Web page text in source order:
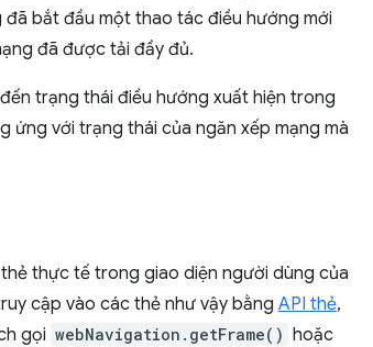
bắt đầu một thao tác điều hướng mới
đã được tải đầy đủ.
trạng thái điều hướng xuất hiện trong
ứng với trạng thái của ngăn xếp mạng mà
thực tế trong giao diện người dùng của
cập vào các thẻ như vậy bằng API thẻ,
gọi webNavigation.getFrame() hoặc